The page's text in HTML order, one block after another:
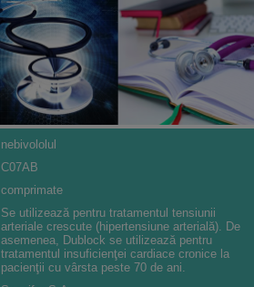
nebivololul
C07AB
comprimate
Se utilizează pentru tratamentul tensiunii
arteriale crescute (hipertensiune arterială). De
asemenea, Dublock se utilizează pentru
tratamentul insuficienţei cardiace cronice la
pacienţii cu vârsta peste 70 de ani.